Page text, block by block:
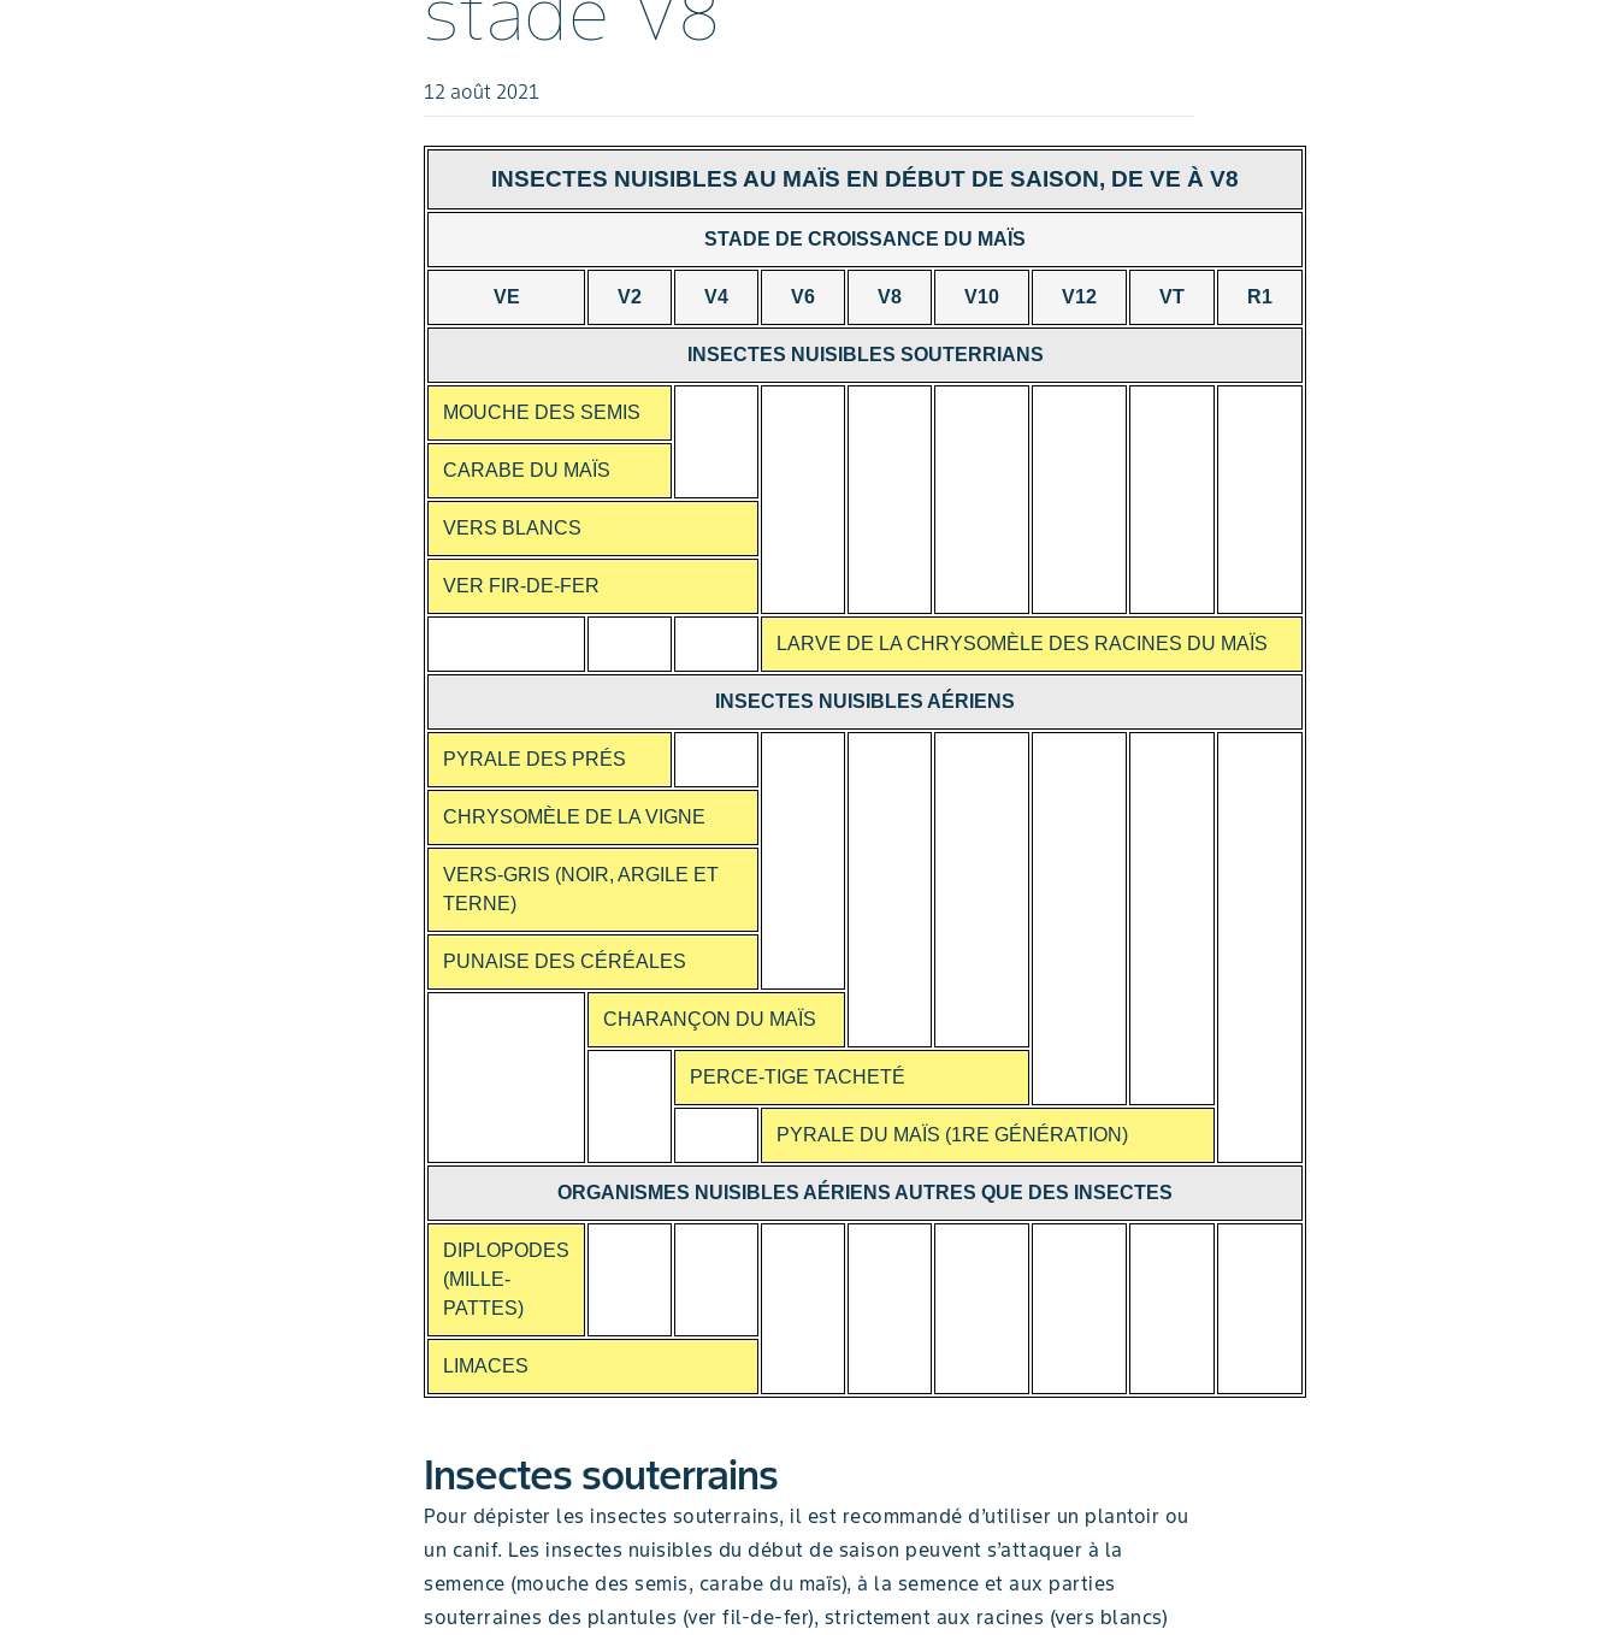
12 août 2021
INSECTES NUISIBLES AU MAÏS EN DÉBUT DE SAISON, DE VE À V8
STADE DE CROISSANCE DU MAÏS
VE V2 V4 V6 V8 V10 V12 VT R1
INSECTES NUISIBLES SOUTERRIANS
MOUCHE DES SEMIS
CARABE DU MAÏS
VERS BLANCS
VER FIR-DE-FER
LARVE DE LA CHRYSOMÈLE DES RACINES DU MAÏS
INSECTES NUISIBLES AÉRIENS
PYRALE DES PRÉS
CHRYSOMÈLE DE LA VIGNE
VERS-GRIS (NOIR, ARGILE ET
TERNE)
PUNAISE DES CÉRÉALES
CHARANÇON DU MAÏS
PERCE-TIGE TACHETÉ
PYRALE DU MAÏS (1RE GÉNÉRATION)
ORGANISMES NUISIBLES AÉRIENS AUTRES QUE DES INSECTES
DIPLOPODES
(MILLE-
PATTES)
LIMACES
Insectes souterrains
Pour dépister les insectes souterrains, il est recommandé d’utiliser un plantoir ou
un canif. Les insectes nuisibles du début de saison peuvent s’attaquer à la
semence (mouche des semis, carabe du maïs), à la semence et aux parties
souterraines des plantules (ver fil-de-fer), strictement aux racines (vers blancs)